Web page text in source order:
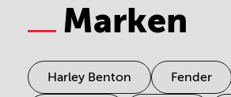
Marken
Harley Benton Fender